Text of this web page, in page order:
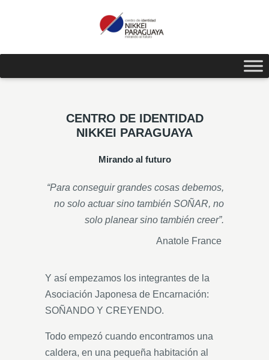
CENTRO DE IDENTIDAD
NIKKEI PARAGUAYA
Mirando al futuro
“Para conseguir grandes cosas debemos,
no solo actuar sino también SOÑAR, no
solo planearsino también creer”.
Anatole France
Y así empezamos los integrantes de la
Asociación Japonesa de Encarnación:
SOÑANDO Y CREYENDO.
Todo empezó cuando encontramos una
caldera, en una pequeña habitación al